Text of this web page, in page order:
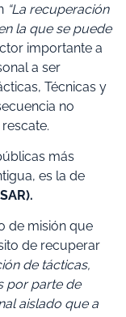
“La recuperación
la que se puede
importante a
a ser
Técnicas y
no
más
es la de
de misión que
de recuperar
de tácticas,
por parte de
aislado que a